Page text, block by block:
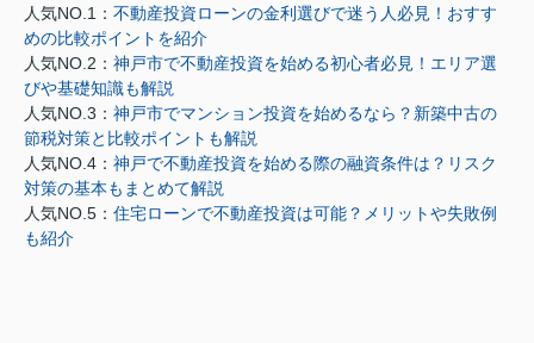
人気NO.1： 不動産投資ローンの金利選びで迷う人必見！おすす
めの比較ポイントを紹介
人気NO.2： 神戸市で不動産投資を始める初心者必見！エリア選
びや基礎知識も解説
人気NO.3： 神戸市でマンション投資を始めるなら？新築中古の
節税対策と比較ポイントも解説
人気NO.4： 神戸で不動産投資を始める際の融資条件は？リスク
対策の基本もまとめて解説
人気NO.5： 住宅ローンで不動産投資は可能？メリットや失敗例
も紹介